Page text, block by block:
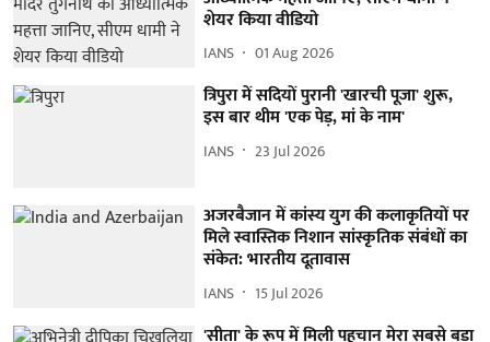
शेयर किया वीडियो
IANS 01 Aug 2026
त्रिपुरा में सदियों पुरानी 'खारची पूजा' शुरू,
इस बार थीम 'एक पेड़, मां के नाम'
IANS 23 Jul 2026
अजरबैजान में कांस्य युग की कलाकृतियों पर
मिले स्वास्तिक निशान सांस्कृतिक संबंधों का
संकेत: भारतीय दूतावास
IANS 15 Jul 2026
'सीता' के रूप में मिली पहचान मेरा सबसे बड़ा